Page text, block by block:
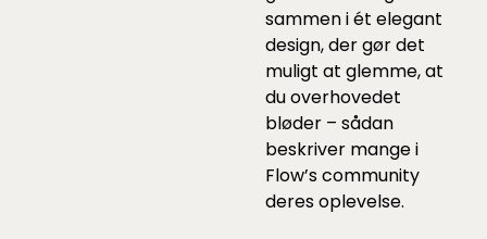
sammen i ét elegant
design, der gør det
muligt at glemme, at
du overhovedet
bløder – sådan
beskriver mange i
Flow’s community
deres oplevelse.